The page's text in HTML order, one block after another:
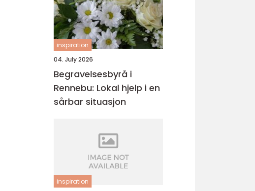
inspiration
04. July 2026
Begravelsesbyrå i
Rennebu: Lokal hjelp i en
sårbar situasjon
inspiration